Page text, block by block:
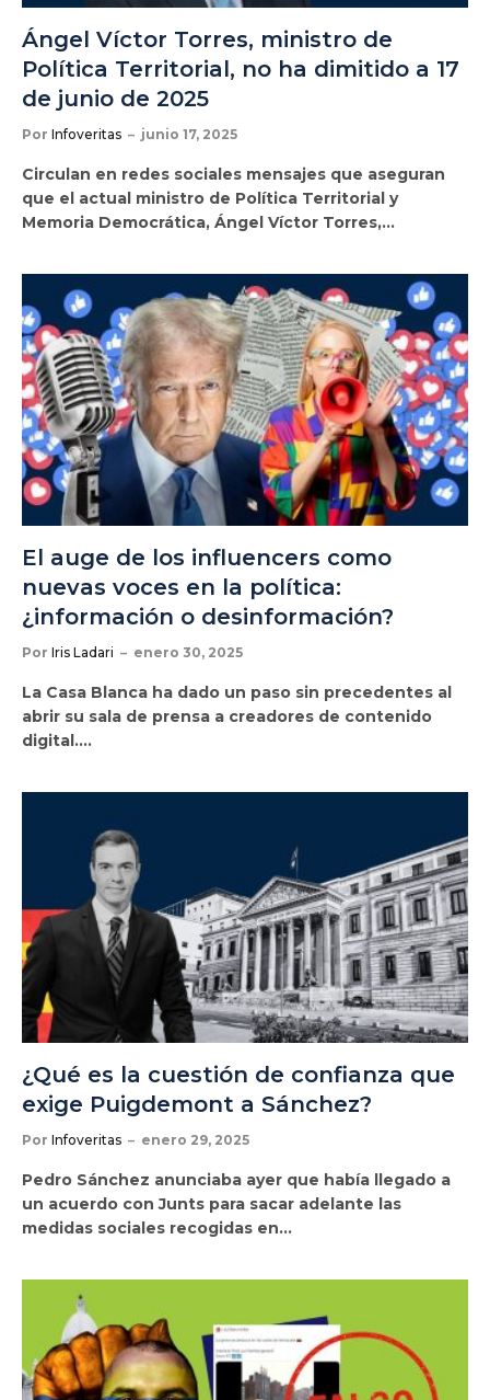
Ángel Víctor Torres, ministro de
Política Territorial, no ha dimitido a 17
de junio de 2025
Por Infoveritas junio 17, 2025
Circulan en redes sociales mensajes que aseguran
que el actual ministro de Política Territorial y
Memoria Democrática, Ángel Víctor Torres,…
El auge de los influencers como
nuevas voces en la política:
¿información o desinformación?
Por Iris Ladari enero 30, 2025
La Casa Blanca ha dado un paso sin precedentes al
abrir su sala de prensa a creadores de contenido
digital.…
¿Qué es la cuestión de confianza que
exige Puigdemont a Sánchez?
Por Infoveritas enero 29, 2025
Pedro Sánchez anunciaba ayer que había llegado a
un acuerdo con Junts para sacar adelante las
medidas sociales recogidas en…